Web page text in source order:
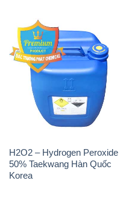
H2O2 – Hydrogen Peroxide
50% Taekwang Hàn Quốc
Korea